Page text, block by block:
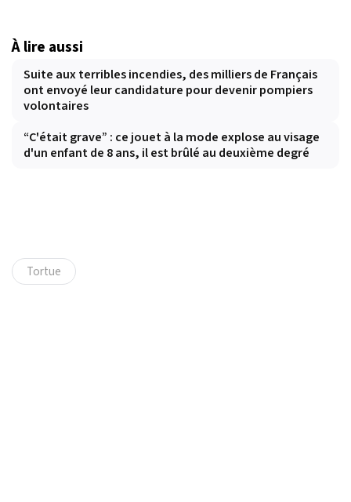
À lire aussi
Suite aux terribles incendies, des milliers de Français
ont envoyé leur candidature pour devenir pompiers
volontaires
“C'était grave” : ce jouet à la mode explose au visage
d'un enfant de 8 ans, il est brûlé au deuxième degré
Tortue